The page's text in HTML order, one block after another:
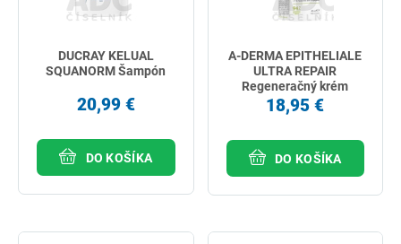
DUCRAY KELUAL
SQUANORM Šampón
20,99 €
DO KOŠÍKA
A-DERMA EPITHELIALE
ULTRA REPAIR
Regeneračný krém
18,95 €
DO KOŠÍKA